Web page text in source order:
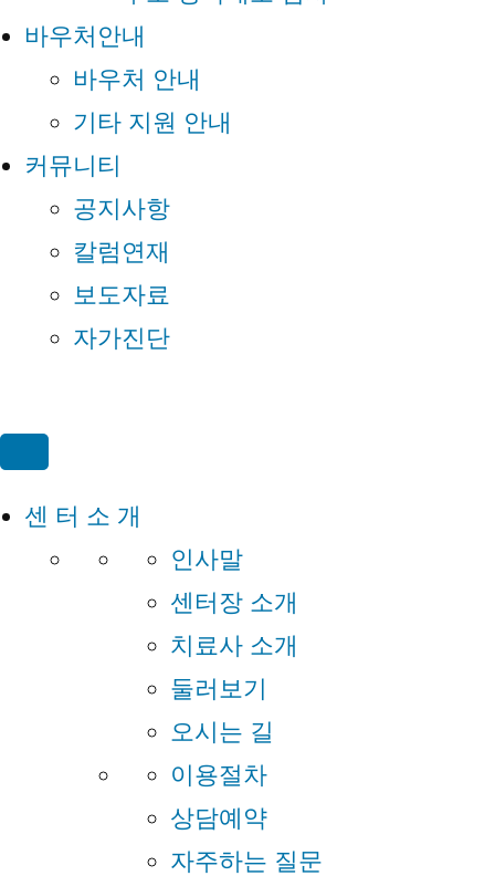
바우처안내
바우처 안내
기타 지원 안내
커뮤니티
공지사항
칼럼연재
보도자료
자가진단
센 터 소 개
인사말
센터장 소개
치료사 소개
둘러보기
오시는 길
이용절차
상담예약
자주하는 질문